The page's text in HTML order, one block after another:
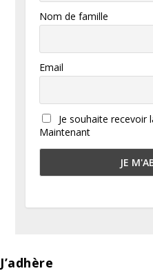
Nom de famille
Email
Je souhaite recevoir
Maintenant
J’adhère